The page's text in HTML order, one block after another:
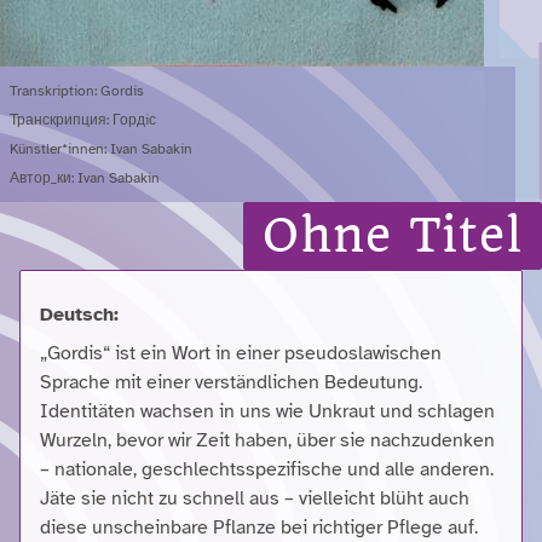
Transkription: Gordis
Транскрипция: Гордiс
Künstler*innen: Ivan Sabakin
Автор_ки: Ivan Sabakin
Ohne Titel
Deutsch:
„Gordis“ ist ein Wort in einer pseudoslawischen
Sprache mit einer verständlichen Bedeutung.
Identitäten wachsen in uns wie Unkraut und schlagen
Wurzeln, bevor wir Zeit haben, über sie nachzudenken
– nationale, geschlechtsspezifische und alle anderen.
Jäte sie nicht zu schnell aus – vielleicht blüht auch
diese unscheinbare Pflanze bei richtiger Pflege auf.